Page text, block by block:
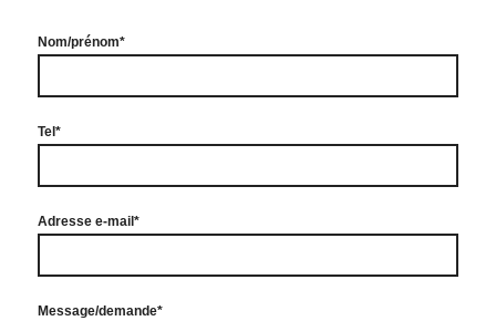
Nom/prénom*
Tel*
Adresse e-mail*
Message/demande*